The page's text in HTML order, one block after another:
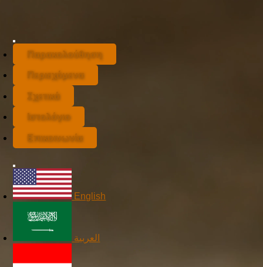
Παρακολούθηση
Περιεχόμενα
Σχετικά
Ιστολόγιο
Επικοινωνία
English
العربية